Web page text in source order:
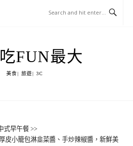
FUN最大
美食| 旅遊| 3C
式早午餐 >>
皮小籠包淋韭菜醬、手炒辣椒醬，新鮮美